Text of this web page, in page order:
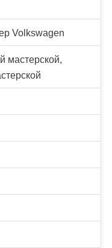
Volkswagen
мастерской,